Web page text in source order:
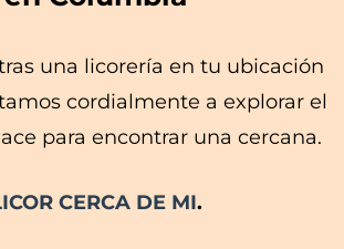
una licorería en tu ubicación
cordialmente a explorar el
para encontrar una cercana.
CERCA DE MI.